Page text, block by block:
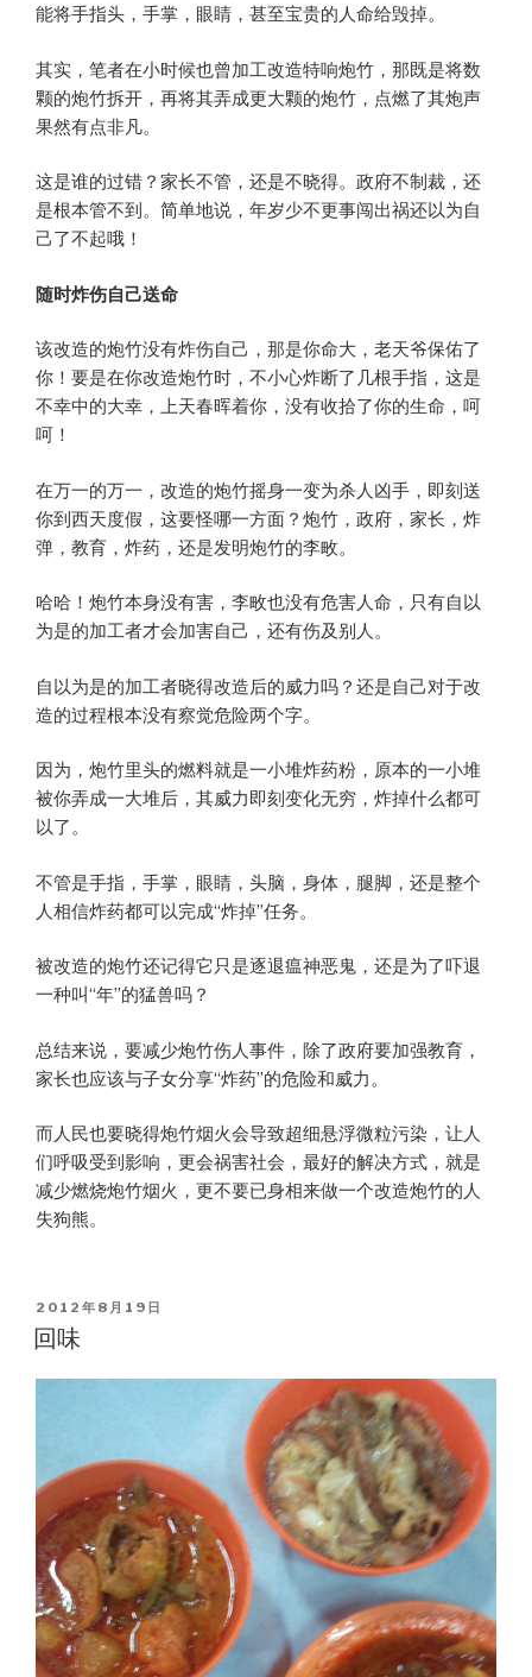
能将手指头，手掌，眼睛，甚至宝贵的人命给毁掉。
其实，笔者在小时候也曾加工改造特响炮竹，那既是将数
颗的炮竹拆开，再将其弄成更大颗的炮竹，点燃了其炮声
果然有点非凡。
这是谁的过错？家长不管，还是不晓得。政府不制裁，还
是根本管不到。简单地说，年岁少不更事闯出祸还以为自
己了不起哦！
随时炸伤自己送命
该改造的炮竹没有炸伤自己，那是你命大，老天爷保佑了
你！要是在你改造炮竹时，不小心炸断了几根手指，这是
不幸中的大幸，上天春晖着你，没有收拾了你的生命，呵
呵！
在万一的万一，改造的炮竹摇身一变为杀人凶手，即刻送
你到西天度假，这要怪哪一方面？炮竹，政府，家长，炸
弹，教育，炸药，还是发明炮竹的李畋。
哈哈！炮竹本身没有害，李畋也没有危害人命，只有自以
为是的加工者才会加害自己，还有伤及别人。
自以为是的加工者晓得改造后的威力吗？还是自己对于改
造的过程根本没有察觉危险两个字。
因为，炮竹里头的燃料就是一小堆炸药粉，原本的一小堆
被你弄成一大堆后，其威力即刻变化无穷，炸掉什么都可
以了。
不管是手指，手掌，眼睛，头脑，身体，腿脚，还是整个
人相信炸药都可以完成“炸掉”任务。
被改造的炮竹还记得它只是逐退瘟神恶鬼，还是为了吓退
一种叫“年”的猛兽吗？
总结来说，要减少炮竹伤人事件，除了政府要加强教育，
家长也应该与子女分享“炸药”的危险和威力。
而人民也要晓得炮竹烟火会导致超细悬浮微粒污染，让人
们呼吸受到影响，更会祸害社会，最好的解决方式，就是
减少燃烧炮竹烟火，更不要已身相来做一个改造炮竹的人
失狗熊。
POSTED
ON
2012年8月19日
回味